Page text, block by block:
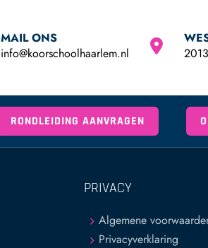
MAIL ONS
info@koorschoolhaarlem.nl
RONDLEIDING AANVRAGEN
PRIVACY
Algemene
Privacyverklaring